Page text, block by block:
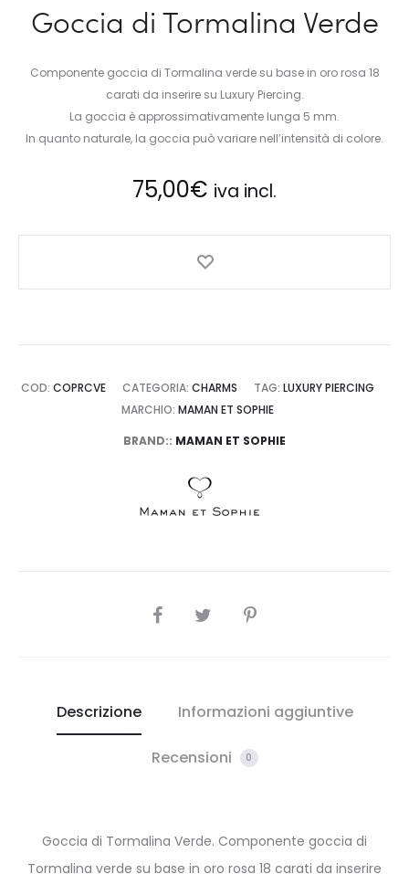
Goccia di Tormalina Verde
Componente goccia di Tormalina verde su base in oro rosa 18
carati da inserire su Luxury Piercing.
La goccia è approssimativamente lunga 5 mm.
In quanto naturale, la goccia può variare nell’intensità di colore.
75,00€ iva incl.
COD: COPRCVE CATEGORIA: CHARMS TAG: LUXURY PIERCING
MARCHIO: MAMAN ET SOPHIE
BRAND:: MAMAN ET SOPHIE
SHARE
Descrizione Informazioni aggiuntive
Recensioni 0
Goccia di Tormalina Verde. Componente goccia di
Tormalina verde su base in oro rosa 18 carati da inserire